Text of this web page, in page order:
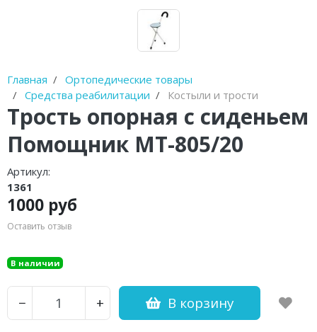
Главная
Ортопедические товары
Средства реабилитации
Костыли и трости
Трость опорная с сиденьем
Помощник МТ-805/20
Артикул:
1361
1000 руб
Оставить отзыв
В наличии
− + В корзину
Диски балансировочные
Очистители полости рта
Устройства от храпа
Молокоотсосы
Спринцовки
Фототерапевтические аппараты
Пульсоксиметры
Устройства для стерилизации и
обработки
Баллон-нагнетатель